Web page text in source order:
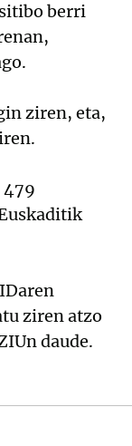
berri
ziren, eta,
479
ziren atzo
daude.